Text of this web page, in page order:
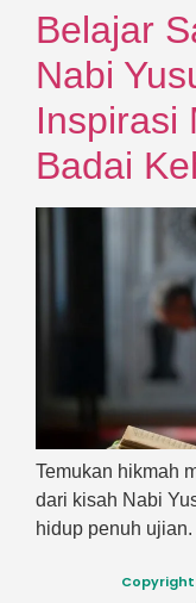
Belajar
Nabi
Inspirasi
Badai
Temukan hikmah
dari kisah Nabi
hidup penuh ujian.
Copyright